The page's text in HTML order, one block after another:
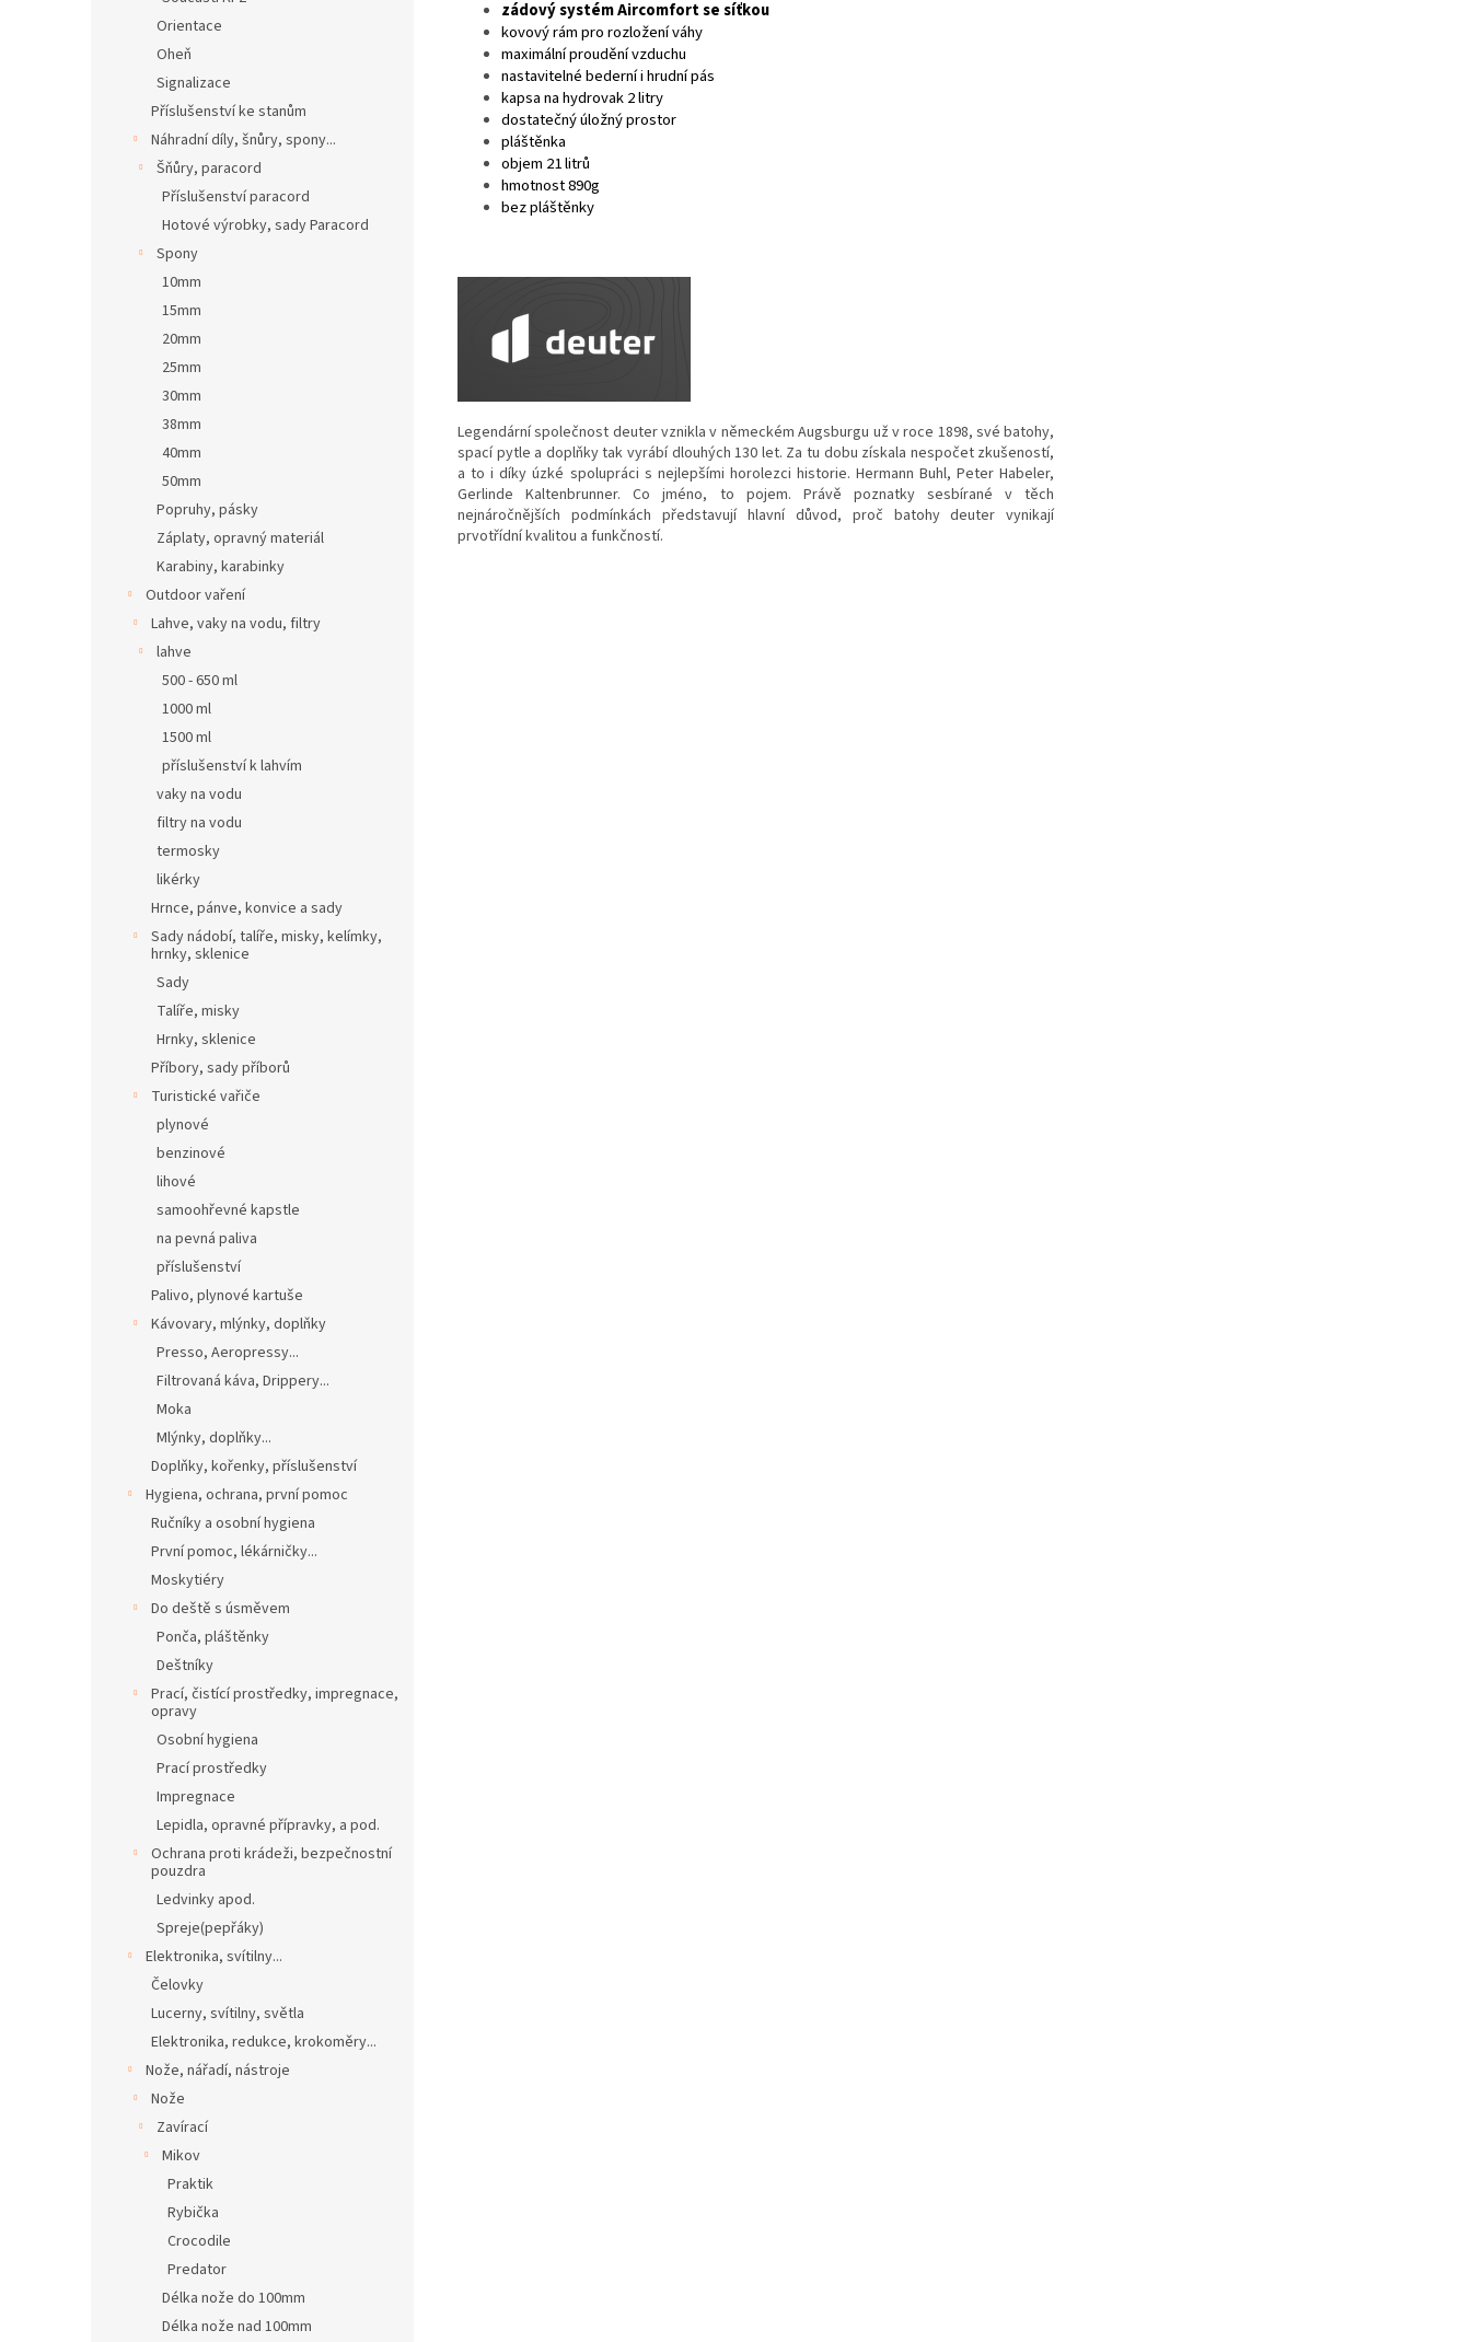
Orientace
Oheň
Signalizace
Příslušenství ke stanům
Náhradní díly, šnůry, spony...
Šňůry, paracord
Příslušenství paracord
Hotové výrobky, sady Paracord
Spony
10mm
15mm
20mm
25mm
30mm
38mm
40mm
50mm
Popruhy, pásky
Záplaty, opravný materiál
Karabiny, karabinky
Outdoor vaření
Lahve, vaky na vodu, filtry
lahve
500 - 650 ml
1000 ml
1500 ml
příslušenství k lahvím
vaky na vodu
filtry na vodu
termosky
likérky
Hrnce, pánve, konvice a sady
Sady nádobí, talíře, misky, kelímky,
hrnky, sklenice
Sady
Talíře, misky
Hrnky, sklenice
Příbory, sady příborů
Turistické vařiče
plynové
benzinové
lihové
samoohřevné kapstle
na pevná paliva
příslušenství
Palivo, plynové kartuše
Kávovary, mlýnky, doplňky
Presso, Aeropressy...
Filtrovaná káva, Drippery...
Moka
Mlýnky, doplňky...
Doplňky, kořenky, příslušenství
Hygiena, ochrana, první pomoc
Ručníky a osobní hygiena
První pomoc, lékárničky...
Moskytiéry
Do deště s úsměvem
Ponča, pláštěnky
Deštníky
Prací, čistící prostředky, impregnace,
opravy
Osobní hygiena
Prací prostředky
Impregnace
Lepidla, opravné přípravky, a pod.
Ochrana proti krádeži, bezpečnostní
pouzdra
Ledvinky apod.
Spreje(pepřáky)
Elektronika, svítilny...
Čelovky
Lucerny, svítilny, světla
Elektronika, redukce, krokoměry...
Nože, nářadí, nástroje
Nože
Zavírací
Mikov
Praktik
Rybička
Crocodile
Predator
Délka nože do 100mm
Délka nože nad 100mm
zádový systém Aircomfort se síťkou
kovový rám pro rozložení váhy
maximální proudění vzduchu
nastavitelné bederní i hrudní pás
kapsa na hydrovak 2 litry
dostatečný úložný prostor
pláštěnka
objem 21 litrů
hmotnost 890g
bez pláštěnky
Legendární společnost deuter vznikla v německém Augsburgu už v roce 1898, své batohy,
spací pytle a doplňky tak vyrábí dlouhých 130 let. Za tu dobu získala nespočet zkušeností,
a to i díky úzké spolupráci s nejlepšími horolezci historie. Hermann Buhl, Peter Habeler,
Gerlinde Kaltenbrunner. Co jméno, to pojem. Právě poznatky sesbírané v těch
nejnáročnějších podmínkách představují hlavní důvod, proč batohy deuter vynikají
prvotřídní kvalitou a funkčností.